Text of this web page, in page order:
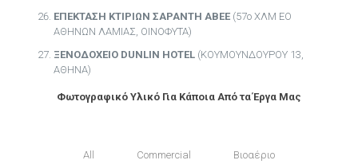
ΕΠΕΚΤΑΣΗ ΚΤΙΡΙΩΝ ΣΑΡΑΝΤΗ ΑΒΕΕ(57o ΧΛΜ ΕΟ
ΑΘΗΝΩΝ ΛΑΜΙΑΣ, ΟΙΝΟΦΥΤΑ)
ΞΕΝΟΔΟΧΕΙΟ DUNLIN HOTEL(ΚΟΥΜΟΥΝΔΟΥΡΟΥ 13,
ΑΘΗΝΑ)
Φωτογραφικό Υλικό Για Κάποια Από τα Έργα Μας
All Commercial Βιοαέριο